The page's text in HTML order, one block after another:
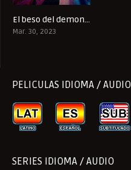
0El beso del demonio
Mar. 30, 2023
PELICULAS IDIOMA / AUDIO
SERIES IDIOMA / AUDIO